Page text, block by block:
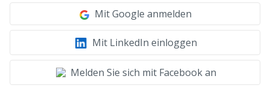
Mit Google anmelden
Mit LinkedIn einloggen
Melden Sie sich mit Facebook an